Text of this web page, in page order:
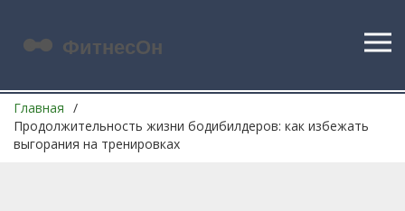
Главная
Продолжительность жизни бодибилдеров: как избежать
выгорания на тренировках